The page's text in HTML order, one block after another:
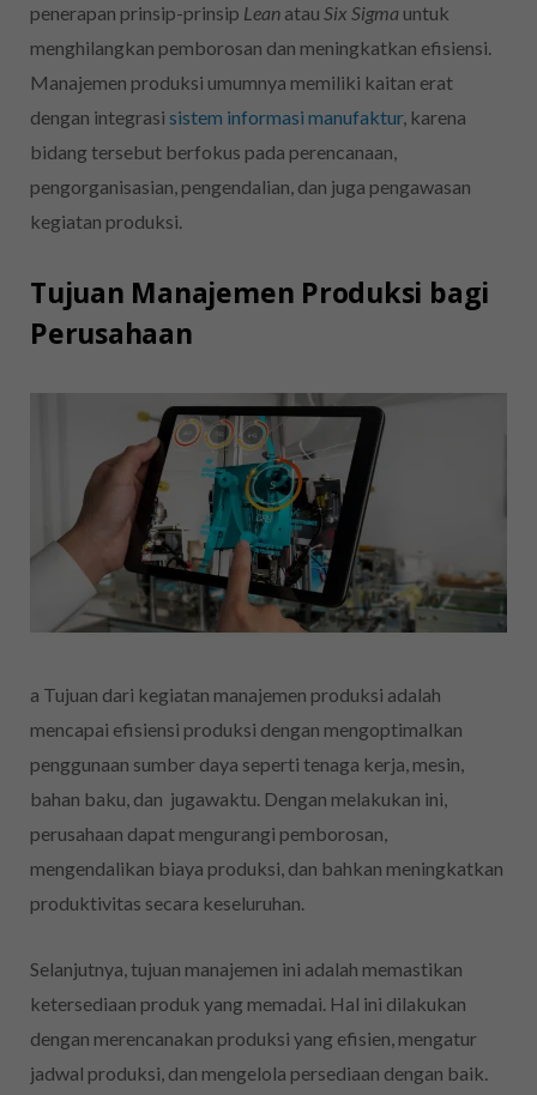
penerapan prinsip-prinsip Lean atau Six Sigma untuk
menghilangkan pemborosan dan meningkatkan efisiensi.
Manajemen produksi umumnya memiliki kaitan erat
dengan integrasi sistem informasi manufaktur, karena
bidang tersebut berfokus pada perencanaan,
pengorganisasian, pengendalian, dan juga pengawasan
kegiatan produksi.
Tujuan Manajemen Produksi bagi
Perusahaan
a Tujuan dari kegiatan manajemen produksi adalah
mencapai efisiensi produksi dengan mengoptimalkan
penggunaan sumber daya seperti tenaga kerja, mesin,
bahan baku, dan jugawaktu. Dengan melakukan ini,
perusahaan dapat mengurangi pemborosan,
mengendalikan biaya produksi, dan bahkan meningkatkan
produktivitas secara keseluruhan.
Selanjutnya, tujuan manajemen ini adalah memastikan
ketersediaan produk yang memadai. Hal ini dilakukan
dengan merencanakan produksi yang efisien, mengatur
jadwal produksi, dan mengelola persediaan dengan baik.